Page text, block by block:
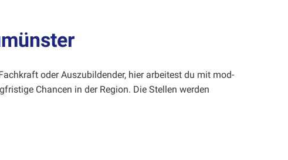
oder Auszu­bilden­der, hier arbeitest du mit mod­
Chan­cen in der Region. Die Stellen wer­den